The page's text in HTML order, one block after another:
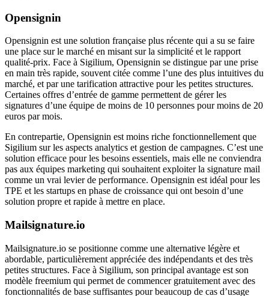
Opensignin
Opensignin est une solution française plus récente qui a su se faire
une place sur le marché en misant sur la simplicité et le rapport
qualité-prix. Face à Sigilium, Opensignin se distingue par une prise
en main très rapide, souvent citée comme l’une des plus intuitives du
marché, et par une tarification attractive pour les petites structures.
Certaines offres d’entrée de gamme permettent de gérer les
signatures d’une équipe de moins de 10 personnes pour moins de 20
euros par mois.
En contrepartie, Opensignin est moins riche fonctionnellement que
Sigilium sur les aspects analytics et gestion de campagnes. C’est une
solution efficace pour les besoins essentiels, mais elle ne conviendra
pas aux équipes marketing qui souhaitent exploiter la signature mail
comme un vrai levier de performance. Opensignin est idéal pour les
TPE et les startups en phase de croissance qui ont besoin d’une
solution propre et rapide à mettre en place.
Mailsignature.io
Mailsignature.io se positionne comme une alternative légère et
abordable, particulièrement appréciée des indépendants et des très
petites structures. Face à Sigilium, son principal avantage est son
modèle freemium qui permet de commencer gratuitement avec des
fonctionnalités de base suffisantes pour beaucoup de cas d’usage